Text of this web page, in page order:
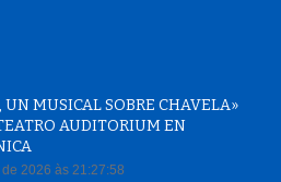
UN MUSICAL SOBRE CHAVELA»
AUDITORIUM EN
2026 às 21:27:58